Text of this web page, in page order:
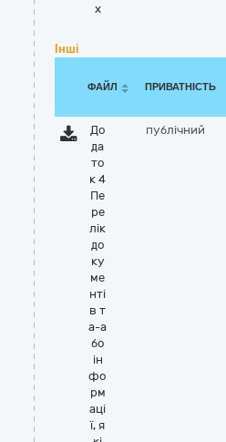
x
Інші
ФАЙЛ ПРИВАТНІСТЬ
До
да
то
к 4
Пе
ре
лік
до
ку
ме
нті
в т
а-а
бо
ін
фо
рм
аці
ї, я
публічний